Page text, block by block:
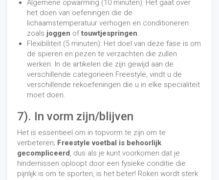
Algemene opwarming (10 minuten): Het gaat over
het doen van oefeningen die de
lichaamstemperatuur verhogen en conditioneren
zoals joggen oftouwtjespringen.
Flexibiliteit (5 minuten): Het doel van deze fase is om
de spieren en pezen te verzachten die zullen
werken. In de artikelen die zijn gewijd aan de
verschillende categorieën Freestyle, vindt u de
verschillende rekoefeningen die u in elke specialiteit
moet doen.
7). In vorm zijn/blijven
Het is essentieel om in topvorm te zijn om te
verbeteren; Freestyle voetbal is behoorlijk
gecompliceerd, dus als je kunt voorkomen dat je
hindernissen oploopt door een fysieke conditie die
pijnlijk is om te sporten, is het beter! Roken wordt sterk